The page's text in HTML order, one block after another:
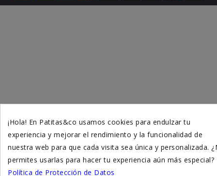
¡Hola! En Patitas&co usamos cookies para endulzar tu
experiencia y mejorar el rendimiento y la funcionalidad de
nuestra web para que cada visita sea única y personalizada.
permites usarlas para hacer tu experiencia aún más especial?
Política de Protección de Datos